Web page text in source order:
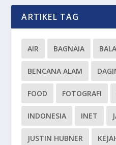
ARTIKEL TAG
AIR BAGNAIA
BENCANA ALAM
FOOD FOTOGRAFI
INDONESIA INET
JUSTIN HUBNER